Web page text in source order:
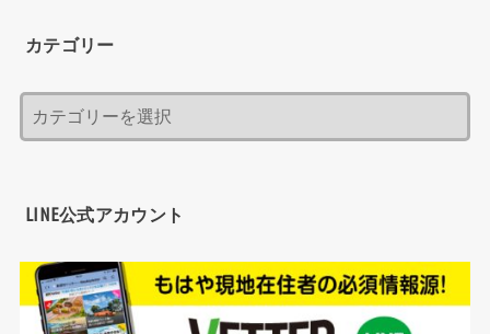
カテゴリー
LINE公式アカウント